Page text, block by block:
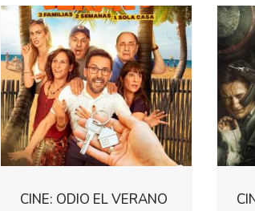
CINE: ODIO EL VERANO